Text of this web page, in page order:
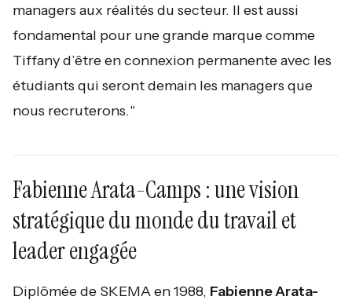
managers aux réalités du secteur. Il est aussi
fondamental pour une grande marque comme
Tiffany d’être en connexion permanente avec les
étudiants qui seront demain les managers que
nous recruterons."
Fabienne Arata-Camps : une vision
stratégique du monde du travail et
leader engagée
Diplômée de SKEMA en 1988, Fabienne Arata-